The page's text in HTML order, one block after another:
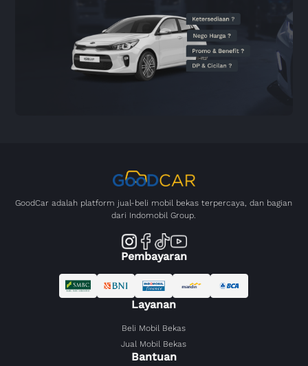
GoodCar adalah platform jual-beli mobil bekas terpercaya, dan bagian
dari Indomobil Group.
Pembayaran
Layanan
Beli Mobil Bekas
Jual Mobil Bekas
Bantuan